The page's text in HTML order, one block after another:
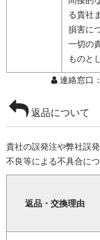
る貴社
損害に
一切の
ものと
連絡窓口：
返品について
貴社の誤発注や弊社誤
不良等による不具合に
返品・交換理由